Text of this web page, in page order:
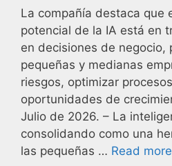
La compañía destaca que
potencial de la IA está en
en decisiones de negocio,
pequeñas y medianas
riesgos, optimizar
oportunidades de
Julio de 2026. – La
consolidando como una
las pequeñas … Read more